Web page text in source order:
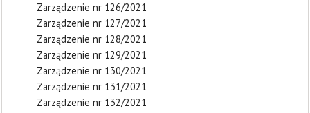
Zarządzenie nr 126/2021
Zarządzenie nr 127/2021
Zarządzenie nr 128/2021
Zarządzenie nr 129/2021
Zarządzenie nr 130/2021
Zarządzenie nr 131/2021
Zarządzenie nr 132/2021